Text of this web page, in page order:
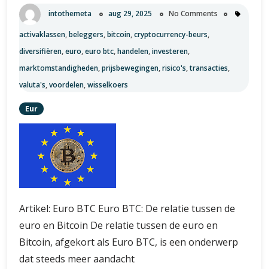
intothemeta aug 29, 2025 No Comments
activaklassen,beleggers,bitcoin,cryptocurrency-beurs,
diversifiëren,euro,euro btc,handelen,investeren,
marktomstandigheden,prijsbewegingen,risico's,transacties,
valuta's,voordelen,wisselkoers
Eur
Artikel: Euro BTC Euro BTC: De relatie tussen de
euro en Bitcoin De relatie tussen de euro en
Bitcoin, afgekort als Euro BTC, is een onderwerp
dat steeds meer aandacht